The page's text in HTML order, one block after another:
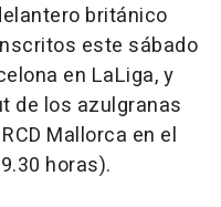
británico
este sábado
en LaLiga, y
de los azulgranas
Mallorca en el
horas).